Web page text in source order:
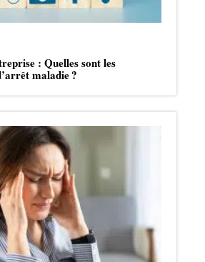
: Quelles sont les
maladie ?